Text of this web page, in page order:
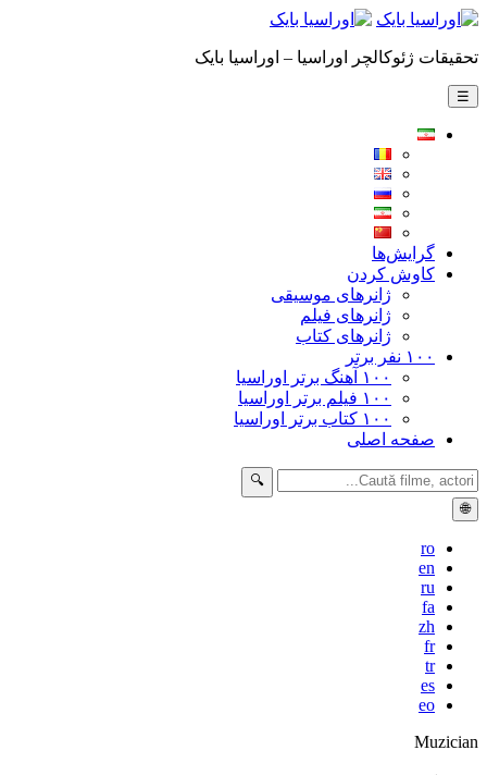
تحقیقات ژئوکالچر اوراسیا – اوراسیا بایک
☰
گرایش‌ها
کاوش کردن
ژانرهای موسیقی
ژانرهای فیلم
ژانرهای کتاب
۱۰۰ نفر برتر
۱۰۰ آهنگ برتر اوراسیا
۱۰۰ فیلم برتر اوراسیا
۱۰۰ کتاب برتر اوراسیا
صفحه اصلی
🔍
🌐
ro
en
ru
fa
zh
fr
tr
es
eo
Muzician